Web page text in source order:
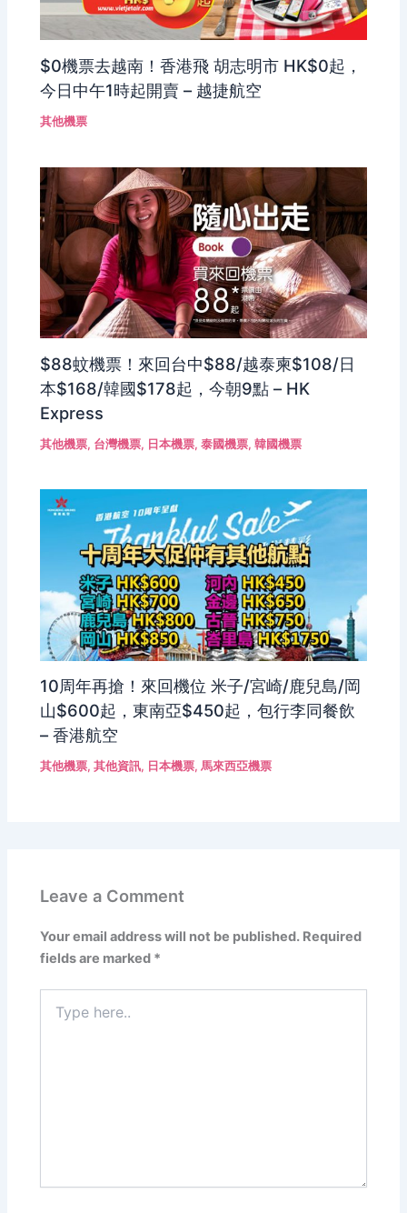
$0機票去越南！香港飛 胡志明市 HK$0起，
今日中午1時起開賣 – 越捷航空
其他機票
$88蚊機票！來回台中$88/越泰柬$108/日
本$168/韓國$178起，今朝9點 – HK
Express
其他機票, 台灣機票, 日本機票,泰國機票,韓國機票
10周年再搶！來回機位 米子/宮崎/鹿兒島/岡
山$600起，東南亞$450起，包行李同餐飲
– 香港航空
其他機票,其他資訊, 日本機票,馬來西亞機票
Leave a Comment
Your email address will not be published. Required
fields are marked *
here..